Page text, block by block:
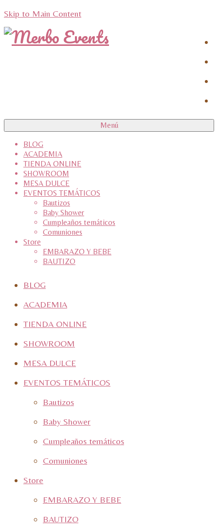
Skip to Main Content
Menú
BLOG
ACADEMIA
TIENDA ONLINE
SHOWROOM
MESA DULCE
EVENTOS TEMÁTICOS
Bautizos
Baby Shower
Cumpleaños temáticos
Comuniones
Store
EMBARAZO Y BEBE
BAUTIZO
BLOG
ACADEMIA
TIENDA ONLINE
SHOWROOM
MESA DULCE
EVENTOS TEMÁTICOS
Bautizos
Baby Shower
Cumpleaños temáticos
Comuniones
Store
EMBARAZO Y BEBE
BAUTIZO